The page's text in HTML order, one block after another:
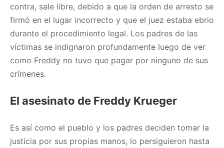
contra, sale libre, debido a que la orden de arresto se
firmó en el lugar incorrecto y que el juez estaba ebrio
durante el procedimiento legal. Los padres de las
víctimas se indignaron profundamente luego de ver
como Freddy no tuvo que pagar por ninguno de sus
crímenes.
El asesinato de Freddy Krueger
Es así como el pueblo y los padres deciden tomar la
justicia por sus propias manos, lo persiguieron hasta